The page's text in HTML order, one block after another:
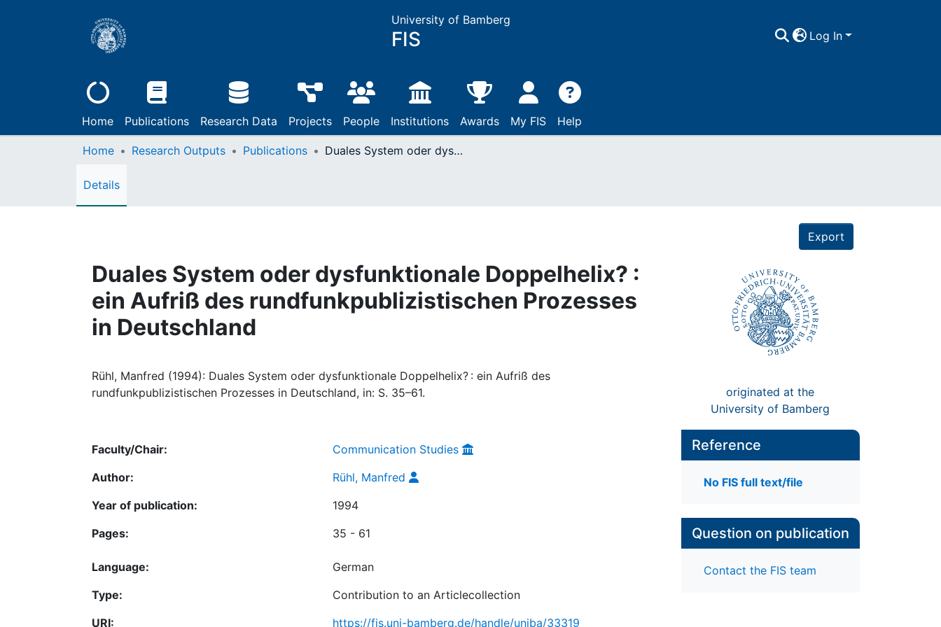
University of Bamberg
FIS Log In
Home Publications Research Data Projects People Institutions Awards My FIS Help
Home Research Outputs Publications Duales System oder dysfunktionale Doppelhelix? : ein Aufriß des rundfunkpublizistischen Prozesses in Deutschland
Details
Export
Duales System oder dysfunktionale Doppelhelix? :
ein Aufriß des rundfunkpublizistischen Prozesses
in Deutschland
Rühl, Manfred (1994): Duales System oder dysfunktionale Doppelhelix? : ein Aufriß des
rundfunkpublizistischen Prozesses in Deutschland, in: S. 35–61.
originated at the
University of Bamberg
Faculty/Chair:
Communication Studies
Author:
Rühl, Manfred
Year of publication:
1994
Pages:
35 - 61
Language:
German
Type:
Contribution to an Articlecollection
URI:
https://fis.uni-bamberg.de/handle/uniba/33319
Reference
No FIS full text/file
Question on publication
Contact the FIS team